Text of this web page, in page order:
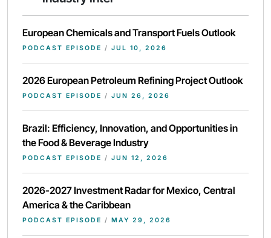
European Chemicals and Transport Fuels Outlook
PODCAST EPISODE / JUL 10, 2026
2026 European Petroleum Refining Project Outlook
PODCAST EPISODE / JUN 26, 2026
Brazil: Efficiency, Innovation, and Opportunities in
the Food & Beverage Industry
PODCAST EPISODE / JUN 12, 2026
2026-2027 Investment Radar for Mexico, Central
America & the Caribbean
PODCAST EPISODE / MAY 29, 2026